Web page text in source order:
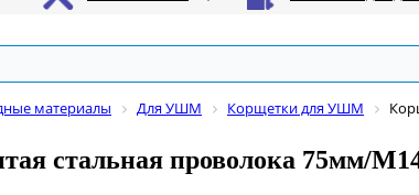
материалы Для УШМ Корщетки для УШМ
стальная проволока 75мм/